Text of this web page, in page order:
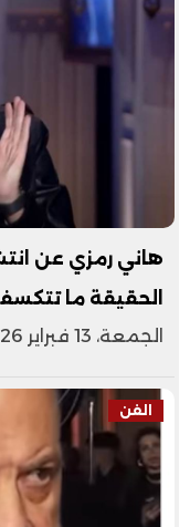
هاني رمزي عن
الحقيقة ما
الجمعة، 13 فبراير 2026 09:01 ص
الفن